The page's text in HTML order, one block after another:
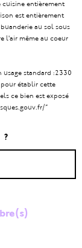
cuisine entièrement
est entièrement
au sol sous
l'air même au coeur
usage standard :2330
pour établir cette
ce bien est exposé
”